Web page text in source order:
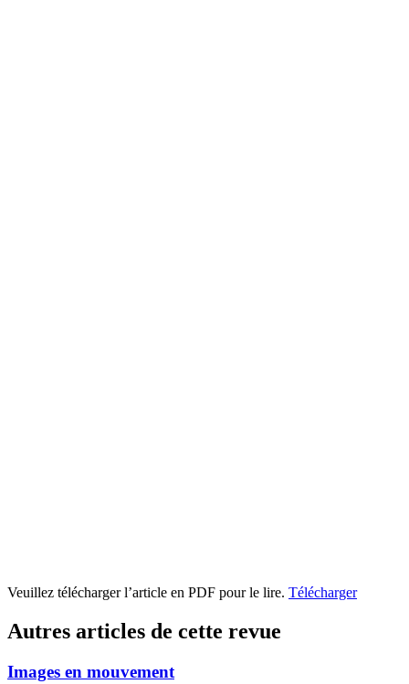
Veuillez télécharger l’article en PDF pour le lire. Télécharger
Autres articles de cette revue
Images en mouvement